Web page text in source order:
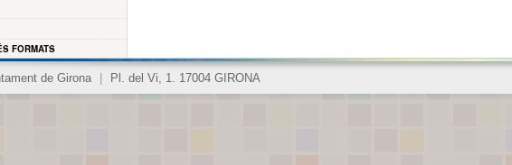
FORMATS
de Girona Pl. del Vi, 1. 17004 GIRONA